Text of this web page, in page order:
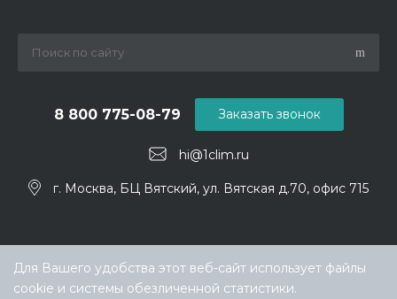
hi@1clim.ru
8 800 775-08-79
г. Москва, БЦ Вятский, ул. Вятская д.70, офис 715
Заказать звонок
Для Вашего удобства этот веб-сайт использует файлы
cookie и системы обезличенной статистики.